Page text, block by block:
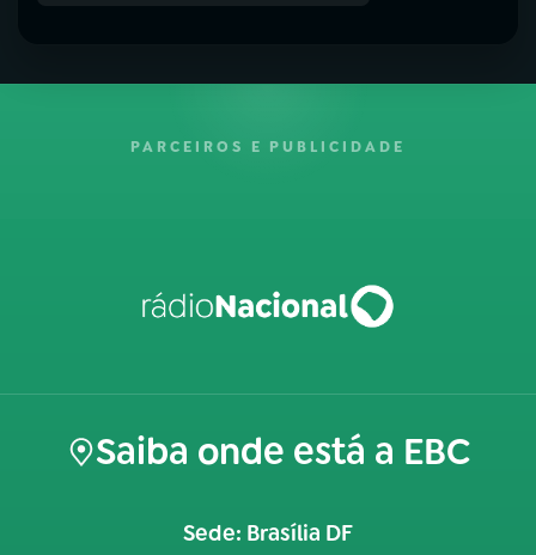
PARCEIROS E PUBLICIDADE
Saiba onde está a EBC
Sede: Brasília DF